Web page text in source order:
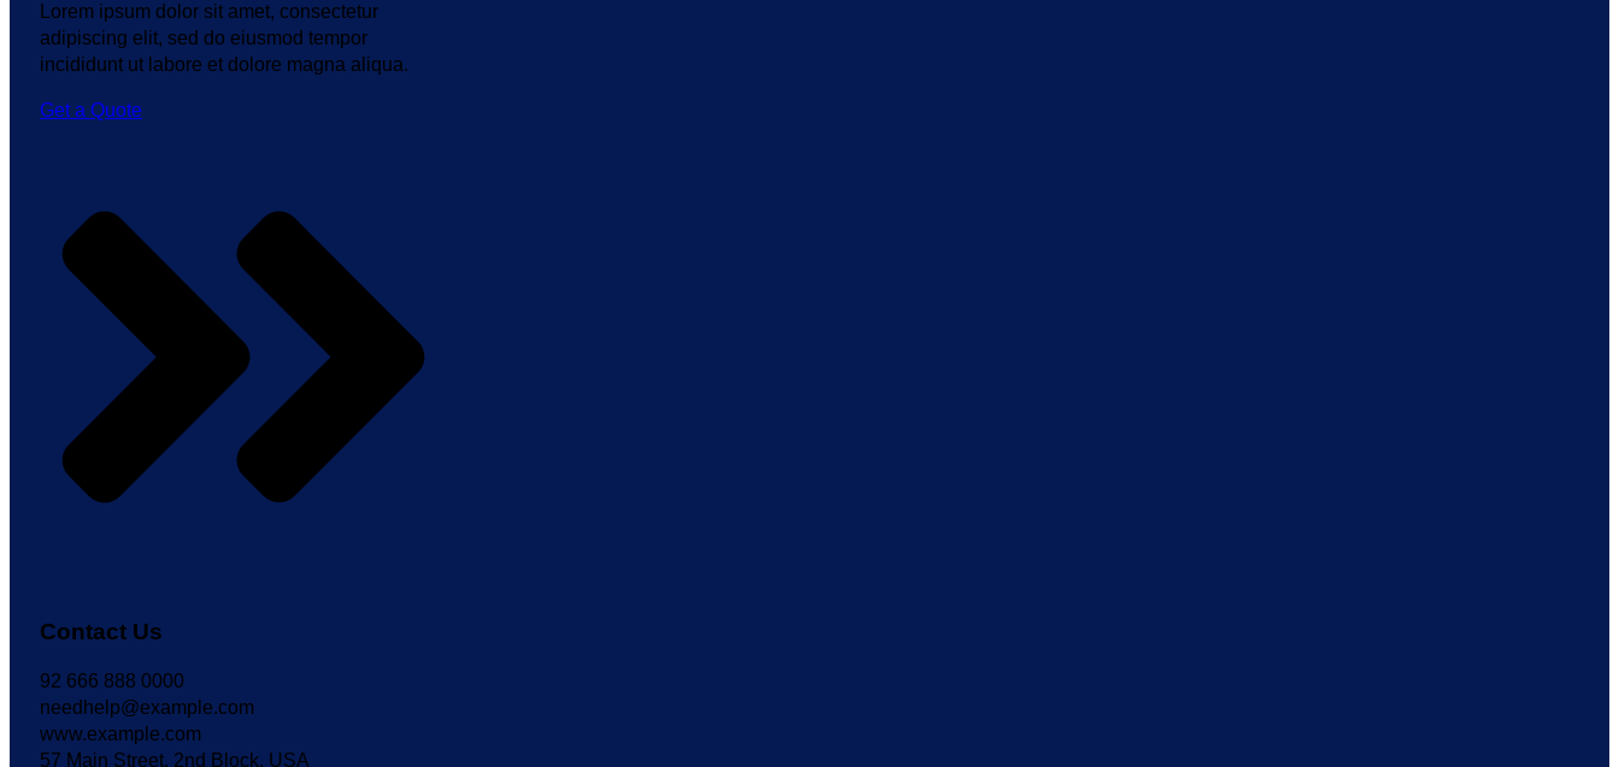
Lorem ipsum dolor sit amet, consectetur
adipiscing elit, sed do eiusmod tempor
incididunt ut labore et dolore magna aliqua.
Get a Quote
Contact Us
92 666 888 0000
needhelp@example.com
www.example.com
57 Main Street, 2nd Block, USA